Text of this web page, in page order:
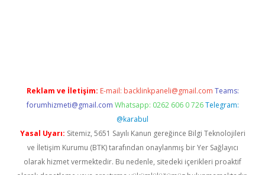
Reklam ve İletişim: E-mail: backlinkpaneli@gmail.com Teams:
forumhizmeti@gmail.com Whatsapp: 0262 606 0 726 Telegram:
@karabul
Yasal Uyarı: Sitemiz, 5651 Sayılı Kanun gereğince Bilgi Teknolojileri
ve İletişim Kurumu (BTK) tarafından onaylanmış bir Yer Sağlayıcı
olarak hizmet vermektedir. Bu nedenle, sitedeki içerikleri proaktif